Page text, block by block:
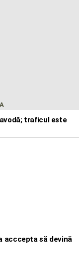
traficul este
acccepta să devină